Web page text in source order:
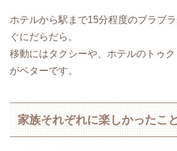
ホテルから駅まで15分程度のブラブ
ぐにだらだら。
移動にはタクシーや、ホテルのトゥ
がベターです。
家族それぞれに楽しかったこと